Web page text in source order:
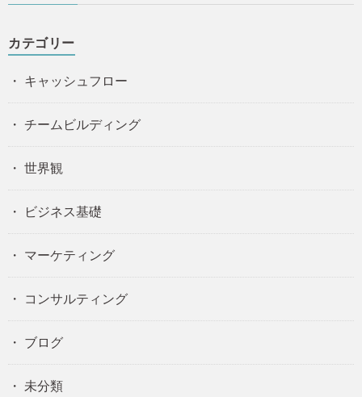
カテゴリー
キャッシュフロー
チームビルディング
世界観
ビジネス基礎
マーケティング
コンサルティング
ブログ
未分類